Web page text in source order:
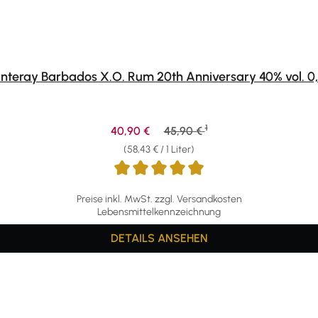
Barbados X.O. Rum 20th Anniversary 40% vol.
Preise inkl. MwSt. zzgl. Versandkosten
Lebensmittelkennzeichnung
(58,43 € / 1 Liter)
Verkaufspreis:
40,90 € Regulärer Preis:
45,90 € 1
DETAILS ANSEHEN